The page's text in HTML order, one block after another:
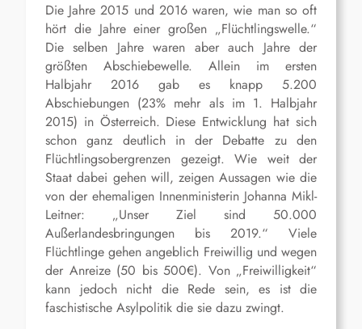
Die Jahre 2015 und 2016 waren, wie man so oft
hört die Jahre einer großen „Flüchtlingswelle.“
Die selben Jahre waren aber auch Jahre der
größten Abschiebewelle. Allein im ersten
Halbjahr 2016 gab es knapp 5.200
Abschiebungen (23% mehr als im 1. Halbjahr
2015) in Österreich. Diese Entwicklung hat sich
schon ganz deutlich in der Debatte zu den
Flüchtlingsobergrenzen gezeigt. Wie weit der
Staat dabei gehen will, zeigen Aussagen wie die
von der ehemaligen Innenministerin Johanna Mikl-
Leitner: „Unser Ziel sind 50.000
Außerlandesbringungen bis 2019.“ Viele
Flüchtlinge gehen angeblich Freiwillig und wegen
der Anreize (50 bis 500€). Von „Freiwilligkeit“
kann jedoch nicht die Rede sein, es ist die
faschistische Asylpolitik die sie dazu zwingt.